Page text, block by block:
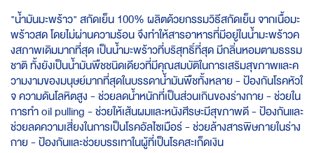
"น้ำมันมะพร้าว" สกัดเย็น 100% ผลิตด้วยกรรมวิธีสกัดเย็น จากเนื้อมะ
พร้าวสด โดยไม่ผ่านความร้อน จึงทำให้สารอาหารที่มีอยู่ในน้ำมะพร้าวค
งสภาพเดิมมากที่สุด เป็นน้ำมะพร้าวที่บริสุทธิ์ที่สุด มีกลิ่นหอมตามธรรม
ชาติ ทั้งยังเป็นน้ำมันพืชชนิดเดียวที่มีคุณสมบัติในการเสริมสุขภาพและค
วามงามของมนุษย์มากที่สุดในบรรดาน้ำมันพืชทั้งหลาย - ป้องกันโรคหัวใ
จ ความดันโลหิตสูง - ช่วยลดน้ำหนักที่เป็นส่วนเกินของร่างกาย - ช่วยใน
การทำ oil pulling - ช่วยให้เส้นผมและหนังศีรษะมีสุขภาพดี - ป้องกันและ
ช่วยลดความเสี่ยงในการเป็นโรคอัลไซเมือร์ - ช่วยล้างสารพิษภายในร่าง
กาย - ป้องกันและช่วยบรรเทาในผู้ที่เป็นโรคสะเก็ดเงิน